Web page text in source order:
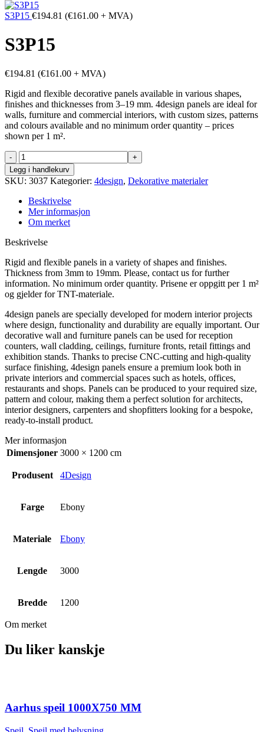
S3P15 €194.81 (€161.00 + MVA)
S3P15
€194.81 (€161.00 + MVA)
Rigid and flexible decorative panels available in various shapes,
finishes and thicknesses from 3–19 mm. 4design panels are ideal for
walls, furniture and commercial interiors, with custom sizes, patterns
and colours available and no minimum order quantity – prices
shown per 1 m².
S3P15
antall
Legg i handlekurv
SKU: 3037 Kategorier: 4design, Dekorative materialer
Beskrivelse
Mer informasjon
Om merket
Beskrivelse
Rigid and flexible panels in a variety of shapes and finishes.
Thickness from 3mm to 19mm. Please, contact us for further
information. No minimum order quantity. Prisene er oppgitt per 1 m²
og gjelder for TNT-materiale.
4design panels are specially developed for modern interior projects
where design, functionality and durability are equally important. Our
decorative wall and furniture panels can be used for reception
counters, wall cladding, ceilings, furniture fronts, retail fittings and
exhibition stands. Thanks to precise CNC-cutting and high-quality
surface finishing, 4design panels ensure a premium look both in
private interiors and commercial spaces such as hotels, offices,
restaurants and shops. Panels can be produced to your required size,
pattern and colour, making them a perfect solution for architects,
interior designers, carpenters and shopfitters looking for a bespoke,
ready-to-install product.
Mer informasjon
Dimensjoner 3000 × 1200 cm
Produsent 4Design
Farge Ebony
Materiale Ebony
Lengde 3000
Bredde 1200
Om merket
Du liker kanskje
Aarhus speil 1000X750 MM